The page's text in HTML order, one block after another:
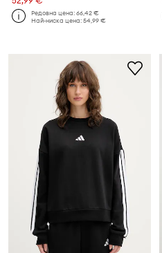
Редовна цена:66,42 €
Най-ниска цена:54,99 €